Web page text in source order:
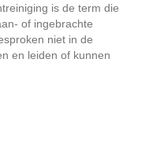
is de term die
of ingebrachte
niet in de
en leiden of kunnen